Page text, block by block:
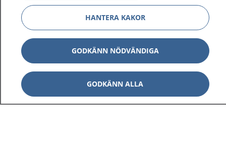
1177 tryggt om din hälsa och vård
På 1177.se får du råd om hälsa och information om
sjukdomar och vilka mottagningar du kan kontakta.
Logga in för att läsa din journal och göra dina
vårdärenden. Ring telefonnummer 1177 för
sjukvårdsrådgivning dygnet runt.
1177 ger dig råd när du vill må bättre.
HANTERA KAKOR
GODKÄNN NÖDVÄNDIGA
GODKÄNN ALLA